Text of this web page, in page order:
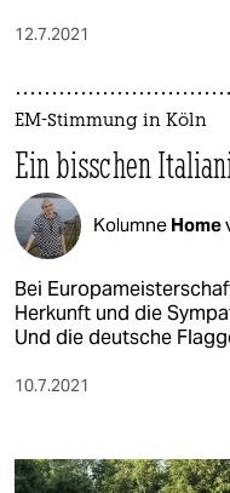
12.7.2021
EM-Stimmung in Köln
Ein bisschen
Kolumne Home
Bei
Herkunft und die
Und die deutsche
10.7.2021